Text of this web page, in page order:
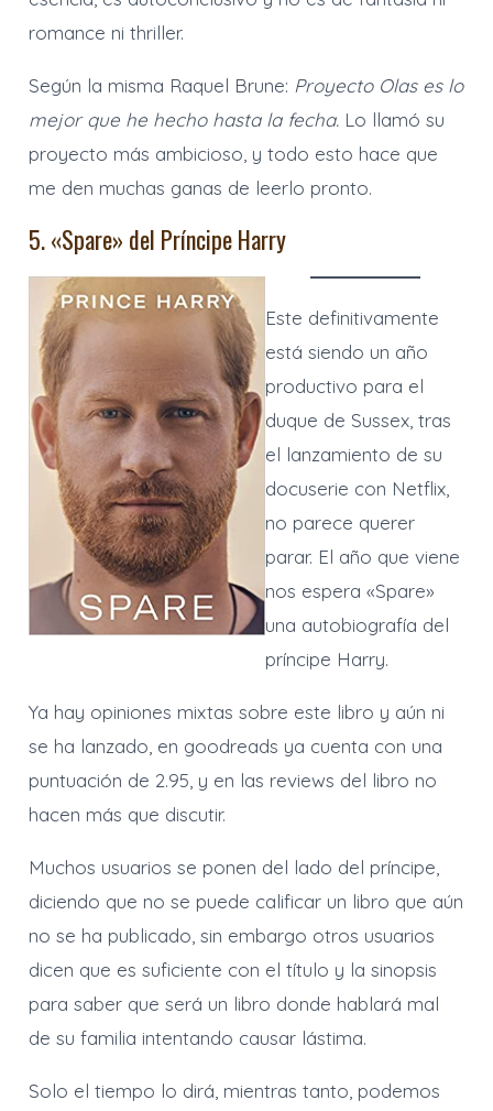
romance ni thriller.
Según la misma Raquel Brune: Proyecto Olas es lo
mejor que he hecho hasta la fecha. Lo llamó su
proyecto más ambicioso, y todo esto hace que
me den muchas ganas de leerlo pronto.
5. «Spare» del Príncipe Harry
Este definitivamente
está siendo un año
productivo para el
duque de Sussex, tras
el lanzamiento de su
docuserie con Netflix,
no parece querer
parar. El año que viene
nos espera «Spare»
una autobiografía del
príncipe Harry.
Ya hay opiniones mixtas sobre este libro y aún ni
se ha lanzado, en goodreads ya cuenta con una
puntuación de 2.95, y en las reviews del libro no
hacen más que discutir.
Muchos usuarios se ponen del lado del príncipe,
diciendo que no se puede calificar un libro que aún
no se ha publicado, sin embargo otros usuarios
dicen que es suficiente con el título y la sinopsis
para saber que será un libro donde hablará mal
de su familia intentando causar lástima.
Solo el tiempo lo dirá, mientras tanto, podemos